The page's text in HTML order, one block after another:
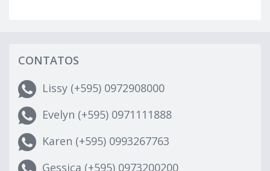
CONTATOS
Lissy (+595) 0972908000
Evelyn (+595) 0971111888
Karen (+595) 0993267763
Gessica (+595) 0973200200